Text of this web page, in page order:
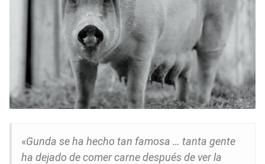
«Gunda se ha hecho tan famosa … tanta gente
ha dejado de comer carne después de ver la